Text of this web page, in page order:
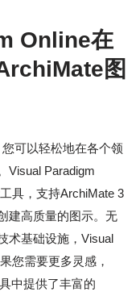
Online在
图
可以轻松地在各个领
Visual Paradigm
具，支持ArchiMate 3
建高质量的图示。无
术基础设施，Visual
您需要更多灵感，
中提供了丰富的